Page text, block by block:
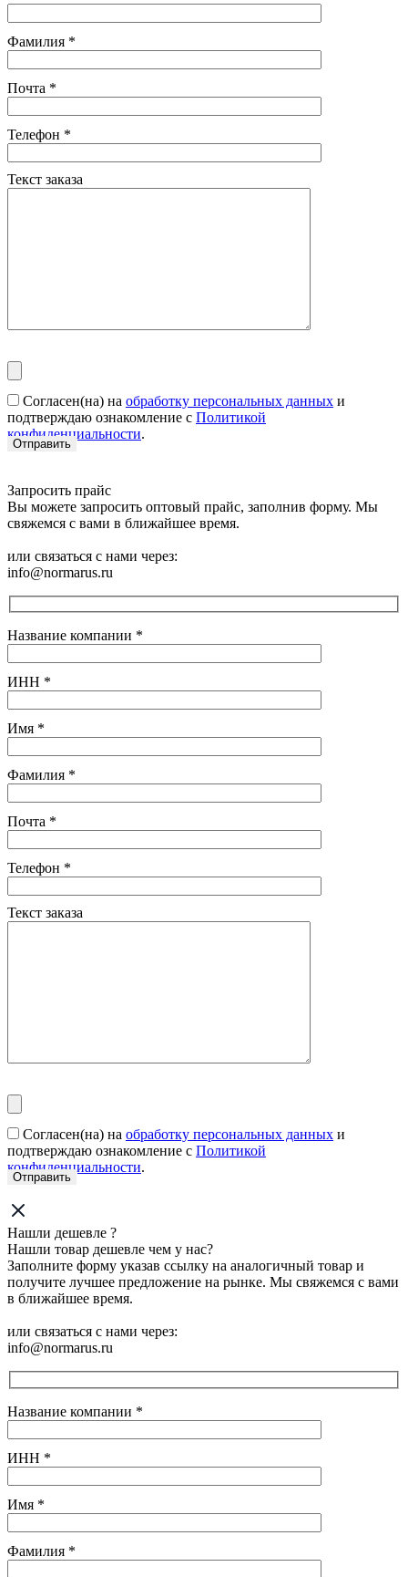
Фамилия *
Почта *
Телефон *
Текст заказа
Согласен(на) на обработку персональных данных и
подтверждаю ознакомление с Политикой
конфиденциальности.
Запросить прайс
Вы можете запросить оптовый прайс, заполнив форму. Мы
свяжемся с вами в ближайшее время.
или связаться с нами через:
info@normarus.ru
Название компании *
ИНН *
Имя *
Фамилия *
Почта *
Телефон *
Текст заказа
Согласен(на) на обработку персональных данных и
подтверждаю ознакомление с Политикой
конфиденциальности.
Нашли дешевле ?
Нашли товар дешевле чем у нас?
Заполните форму указав ссылку на аналогичный товар и
получите лучшее предложение на рынке. Мы свяжемся с вами
в ближайшее время.
или связаться с нами через:
info@normarus.ru
Название компании *
ИНН *
Имя *
Фамилия *